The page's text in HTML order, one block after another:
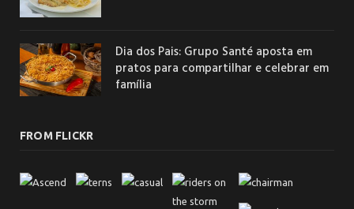
Dia dos Pais: Grupo Santé aposta em
pratos para compartilhar e celebrar em
família
FROM FLICKR